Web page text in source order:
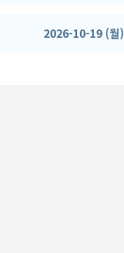
2026-10-19 (월)